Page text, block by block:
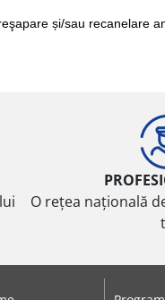
și/sau recanelare
O rețea națională